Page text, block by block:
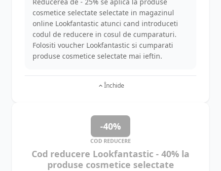
cosmetice selectate selectate in magazinul
online Lookfantastic atunci cand introduceti
codul de reducere in cosul de cumparaturi.
Folositi voucher Lookfantastic si cumparati
produse cosmetice selectate mai ieftin.
Închide
-40%
COD REDUCERE
Cod reducere Lookfantastic - 40% la
produse cosmetice selectate